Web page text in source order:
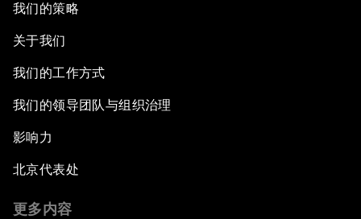
我们的策略
关于我们
我们的工作方式
我们的领导团队与组织治理
影响力
北京代表处
更多内容